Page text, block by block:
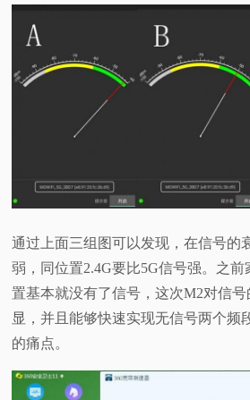
通过上面三组图可以发现，在信号的
弱，同位置2.4G要比5G信号强。之
置基本就没有了信号，这次M2对信
显，并且能够快速实现无信号两个频
的痛点。